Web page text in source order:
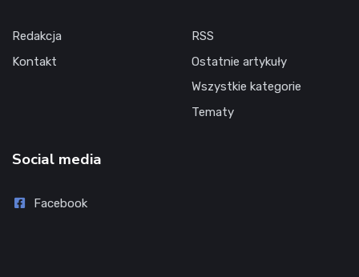
Redakcja
Kontakt
RSS
Ostatnie artykuły
Wszystkie kategorie
Tematy
Social media
Facebook